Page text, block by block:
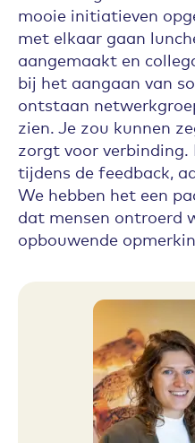
mooie initiatieven
met elkaar gaan
aangemaakt en
bij het aangaan van
ontstaan
zien. Je zou kunnen
zorgt voor
tijdens de feedback,
We hebben het een
dat mensen ontroerd
opbouwende